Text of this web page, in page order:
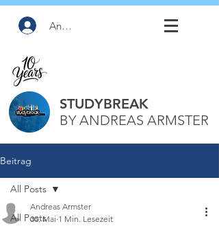
Anmelden
STUDYBREAK
BY ANDREAS ARMSTER
Beitrag
All Posts
All Posts
Andreas Armster
30. Mai 1 Min. Lesezeit